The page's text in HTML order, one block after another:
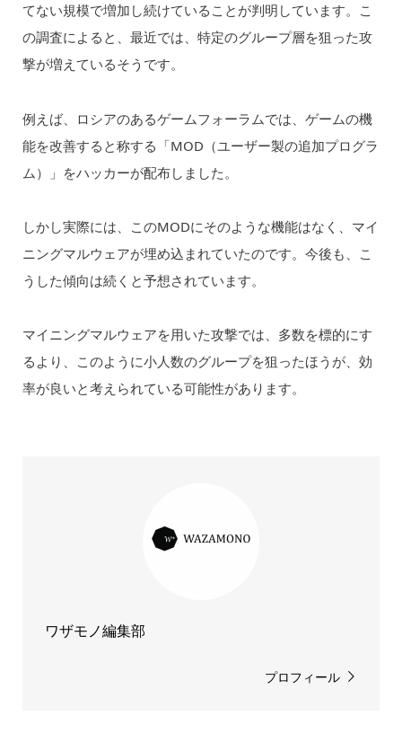
てない規模で増加し続けていることが判明しています。こ
の調査によると、最近では、特定のグループ層を狙った攻
撃が増えているそうです。
例えば、ロシアのあるゲームフォーラムでは、ゲームの機
能を改善すると称する「MOD（ユーザー製の追加プログラ
ム）」をハッカーが配布しました。
しかし実際には、このMODにそのような機能はなく、マイ
ニングマルウェアが埋め込まれていたのです。今後も、こ
うした傾向は続くと予想されています。
マイニングマルウェアを用いた攻撃では、多数を標的にす
るより、このように小人数のグループを狙ったほうが、効
率が良いと考えられている可能性があります。
ワザモノ編集部
プロフィール